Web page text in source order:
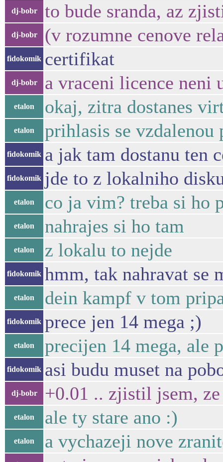
dj-bobr to bude sranda, az
dj-bobr (v rozumne cenove
fidokomik certifikat
dj-bobr a vraceni licence neni
etalon okaj, zitra dostanes
etalon prihlasis se vzdalenou
fidokomik a jak tam dostanu ten
fidokomik jde to z lokalniho
etalon co ja vim? treba si ho
etalon nahrajes si ho tam
etalon z lokalu to nejde
fidokomik hmm, tak nahravat se
etalon dein kampf v tom
fidokomik prece jen 14 mega ;)
etalon precijen 14 mega, ale
fidokomik asi budu muset na
dj-bobr +0.01 .. zjistil jsem,
etalon ale ty stare ano :)
etalon a vychazeji nove